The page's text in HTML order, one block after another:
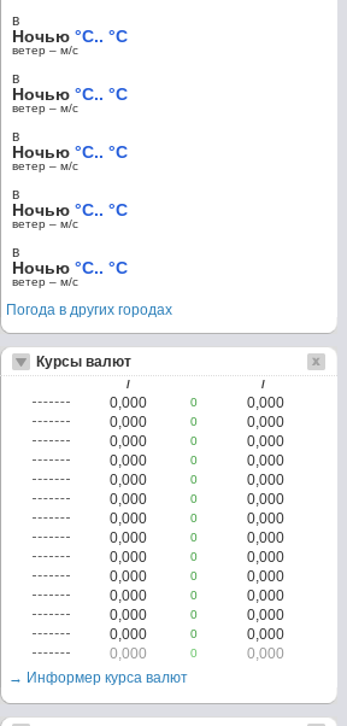
в
Ночью °C.. °C
ветер – м/c
в
Ночью °C.. °C
ветер – м/c
в
Ночью °C.. °C
ветер – м/c
в
Ночью °C.. °C
ветер – м/c
в
Ночью °C.. °C
ветер – м/c
Погода в других городах
Курсы валют
/ /
0,000 0
0,000
0,000
0
0,000
0,000
0
0,000
0,000
0
0,000
0,000
0
0,000
0,000
0
0,000
0,000
0
0,000
0,000
0
0,000
0,000
0
0,000
0,000
0
0,000
0,000
0
0,000
0,000
0
0,000
0,000
0
0,000
0,000
0
0,000
→ Информер курса валют